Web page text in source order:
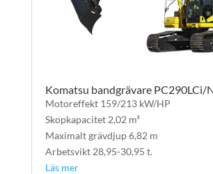
Komatsu bandgrävare PC290LCi/
Motoreffekt 159/213 kW/HP
Skopkapacitet 2,02 m³
Maximalt grävdjup 6,82 m
Arbetsvikt 28,95-30,95 t.
Läs mer